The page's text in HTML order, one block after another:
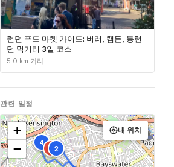
런던 푸드 마켓 가이드: 버러, 캠든, 동런
던 먹거리 3일 코스
5.0 km 거리
관련 일정
1 2
4
+
−
내 위치